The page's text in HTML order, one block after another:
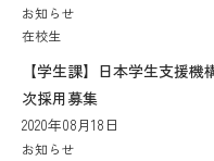
お知らせ
在校生
【学生課】日本学生支援
次採用募集
2020年08月18日
お知らせ